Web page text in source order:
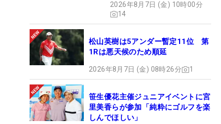
2026年8月7日 (金) 10時00分
14
松山英樹は5アンダー暫定11位 第
1Rは悪天候のため順延
2026年8月7日 (金) 08時26分 1
笹生優花主催ジュニアイベントに宮
里美香らが参加「純粋にゴルフを楽
しんでほしい」